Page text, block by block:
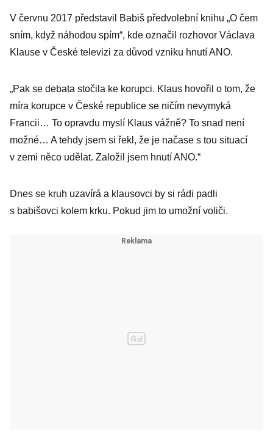
V červnu 2017 představil Babiš předvolební knihu „O čem
sním, když náhodou spím“, kde označil rozhovor Václava
Klause v České televizi za důvod vzniku hnutí ANO.
„Pak se debata stočila ke korupci. Klaus hovořil o tom, že
míra korupce v České republice se ničím nevymyká
Francii… To opravdu myslí Klaus vážně? To snad není
možné… A tehdy jsem si řekl, že je načase s tou situací
v zemi něco udělat. Založil jsem hnutí ANO.“
Dnes se kruh uzavírá a klausovci by si rádi padli
s babišovci kolem krku. Pokud jim to umožní voliči.